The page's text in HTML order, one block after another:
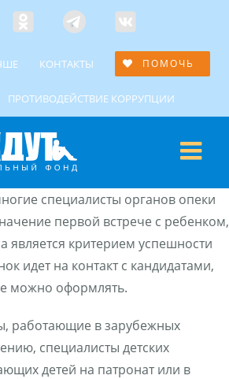
Одноклассники
Telegramm
Custom
КОНТАКТЫ ПОМОЧЬ
ПРОТИВОДЕЙСТВИЕ КОРРУПЦИИ
специалисты органов опеки
первой встрече с ребенком,
является критерием успешности
идет на контакт с кандидатами,
можно оформлять.
работающие в зарубежных
специалисты детских
детей на патронат или в